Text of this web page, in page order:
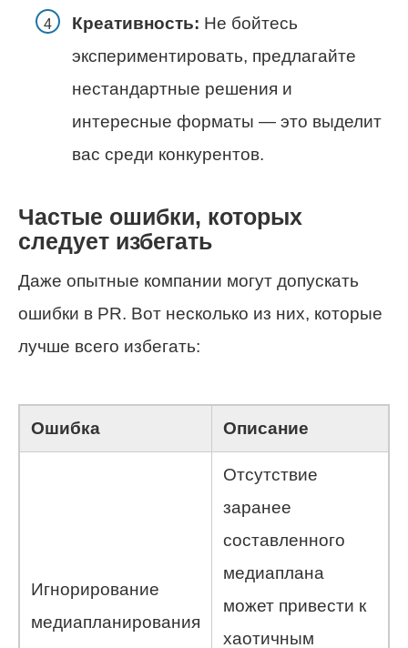
Креативность: Не бойтесь
экспериментировать, предлагайте
нестандартные решения и
интересные форматы — это выделит
вас среди конкурентов.
Частые ошибки, которых
следует избегать
Даже опытные компании могут допускать
ошибки в PR. Вот несколько из них, которые
лучше всего избегать:
Ошибка Описание
Игнорирование
медиапланирования
Отсутствие
заранее
составленного
медиаплана
может привести к
хаотичным